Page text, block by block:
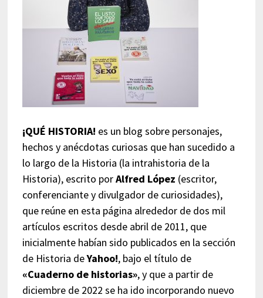
¡QUÉ HISTORIA! es un blog sobre personajes,
hechos y anécdotas curiosas que han sucedido a
lo largo de la Historia (la intrahistoria de la
Historia), escrito porAlfred López (escritor,
conferenciante y divulgador de curiosidades),
que reúne en esta página alrededor de dos mil
artículos escritos desde abril de 2011, que
inicialmente habían sido publicados en la sección
de Historia deYahoo!, bajo el título de
«Cuaderno de historias», y que a partir de
diciembre de 2022 se ha ido incorporando nuevo